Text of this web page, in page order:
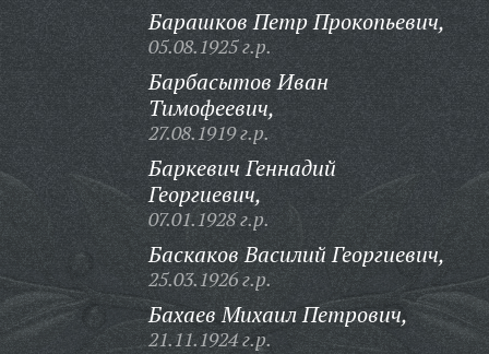
Барашков Петр Прокопьевич,
05.08.1925 г.р.
Барбасытов Иван
Тимофеевич,
27.08.1919 г.р.
Баркевич Геннадий
Георгиевич,
07.01.1928 г.р.
Баскаков Василий Георгиевич,
25.03.1926 г.р.
Бахаев Михаил Петрович,
21.11.1924 г.р.